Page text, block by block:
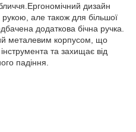
дизайн
але також для більшої
додаткова бічна ручка.
металевим корпусом, що
та захищає від
падіння.